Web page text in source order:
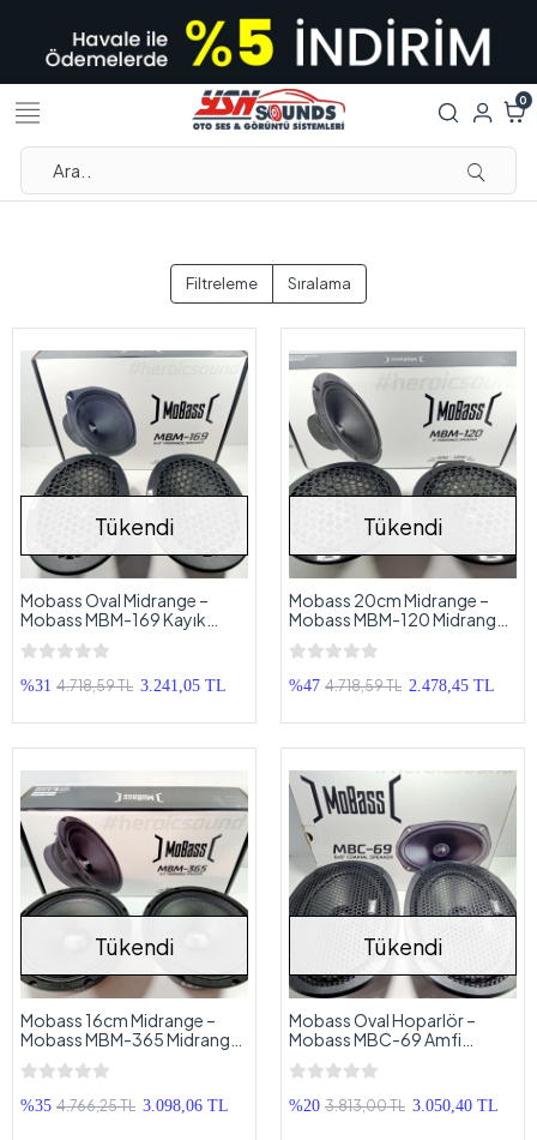
0
Filtreleme Sıralama
Tükendi
Mobass Oval Midrange –
Mobass MBM-169 Kayık
Midrange - Demir Kapaklı
%31 4.718,59 TL 3.241,05 TL
Tükendi
Mobass 20cm Midrange –
Mobass MBM-120 Midrange -
Demir Kapaklı
%47 4.718,59 TL 2.478,45 TL
Tükendi
Mobass 16cm Midrange –
Mobass MBM-365 Midrange
Hoparlör – Prof Midrange
%35 4.766,25 TL 3.098,06 TL
Tükendi
Mobass Oval Hoparlör –
Mobass MBC-69 Amfi
Uyumlu Kayık Hoparlör
%20 3.813,00 TL 3.050,40 TL